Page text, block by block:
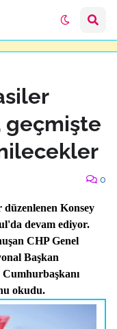
geçmişte
0
Konsey
devam ediyor.
CHP Genel
Başkan
Cumhurbaşkanı
okudu.